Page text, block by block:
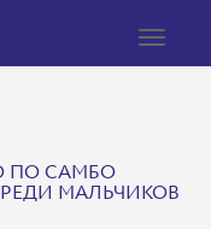
Toggle
ПО САМБО
МАЛЬЧИКОВ